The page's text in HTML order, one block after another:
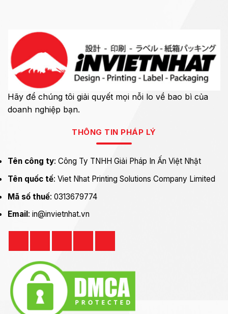
Hãy để chúng tôi giải quyết mọi nỗi lo về bao bì của
doanh nghiệp bạn.
THÔNG TIN PHÁP LÝ
Tên công ty: Công Ty TNHH Giải Pháp In Ấn Việt Nhật
Tên quốc tế: Viet Nhat Printing Solutions Company Limited
Mã số thuế: 0313679774
Email : in@invietnhat.vn